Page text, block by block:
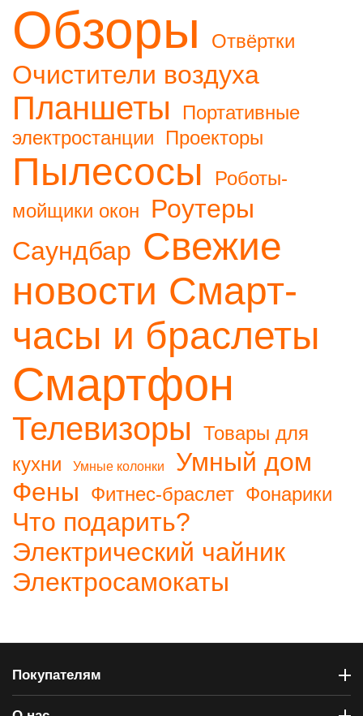
Обзоры Отвёртки
Очистители воздуха
Планшеты
Портативные
электростанции
Проекторы
Пылесосы
Роботы-
мойщики окон
Роутеры
Саундбар Свежие
новости Смарт-
часы и браслеты
Смартфон
Телевизоры
Товары для
кухни
Умные колонки
Умный дом
Фены
Фитнес-браслет Фонарики
Что подарить?
Электрический чайник
Электросамокаты
Покупателям